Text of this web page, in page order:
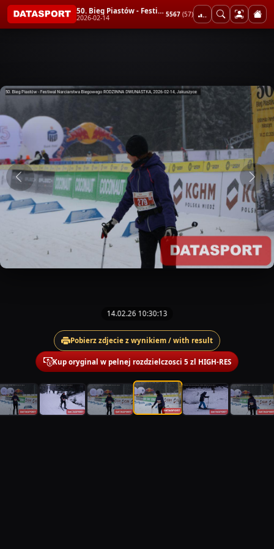
50. Bieg Piastów - Festiwal Narciarstwa Biegowego RODZINNA DWUNASTKA
2026-02-14 5567 (57)
14.02.26 10:30:13
Pobierz zdjecie z wynikiem / with result
Kup oryginal w pelnej rozdzielczosci 5 zl HIGH-RES